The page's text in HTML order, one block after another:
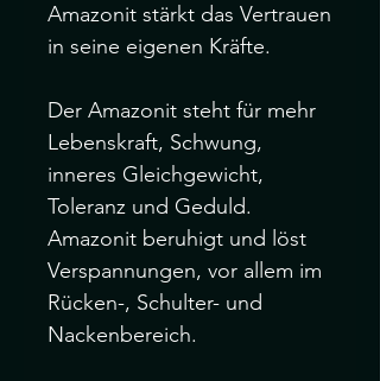
Amazonit stärkt das Vertrauen
in seine eigenen Kräfte.
Der Amazonit steht für mehr
Lebenskraft, Schwung,
inneres Gleichgewicht,
Toleranz und Geduld.
Amazonit beruhigt und löst
Verspannungen, vor allem im
Rücken-, Schulter- und
Nackenbereich.